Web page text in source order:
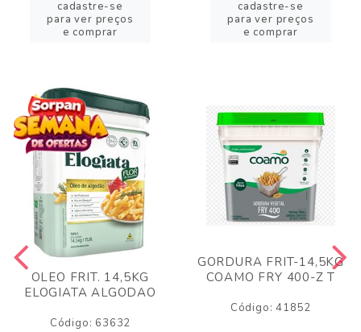
cadastre-se
para ver preços
e comprar
cadastre-se
para ver preços
e comprar
OLEO FRIT. 14,5KG
ELOGIATA ALGODAO
Código: 63632
GORDURA FRIT-14,5KG
COAMO FRY 400-Z T
Código: 41852